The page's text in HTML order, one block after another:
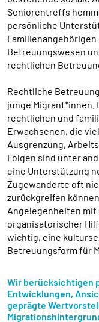
Seniorentreffs
persönliche
Betreuungswesen
rechtlichen
Rechtliche
junge Migrant*innen.
rechtlichen und
Erwachsenen, die
Ausgrenzung,
Folgen sind unter
eine Unterstützung
Zugewanderte oft
zurückgreifen
Angelegenheiten
organisatorischer
wichtig, eine
Betreuungsform für
Wir berücksichtigen
Entwicklungen,
geprägte